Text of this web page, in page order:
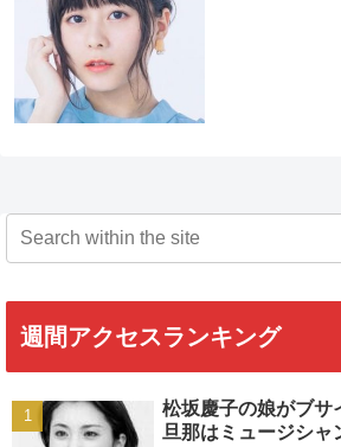
週間アクセスランキング
松坂慶子の娘がブサ
旦那はミュージシャ